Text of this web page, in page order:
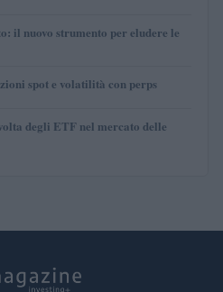
il nuovo strumento per eludere le
spot e volatilità con perps
degli ETF nel mercato delle